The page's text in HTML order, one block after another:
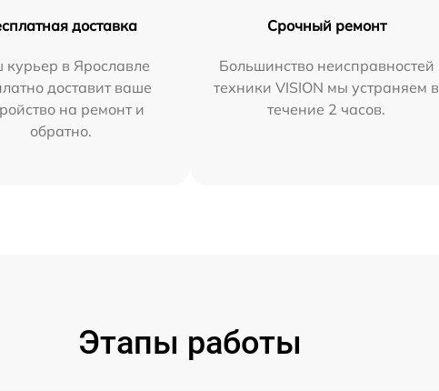
доставка
в Ярославле
доставит ваше
на ремонт и
обратно.
Срочный ремонт
Большинство неисправностей
техники VISION мы устраняем в
течение 2 часов.
Этапы работы